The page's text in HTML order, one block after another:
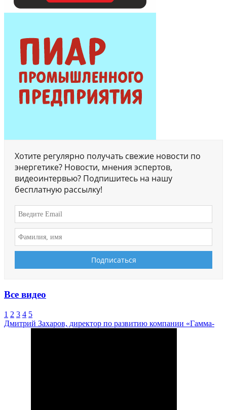
Хотите регулярно получать свежие новости по
энергетике? Новости, мнения эспертов,
видеоинтервью? Подпишитесь на нашу
бесплатную рассылку!
Все видео
1 2 3 4 5
Дмитрий Захаров, директор по развитию компании «Гамма-